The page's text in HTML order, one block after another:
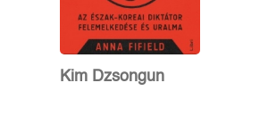
Kim Dzsongun